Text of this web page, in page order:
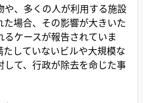
、多くの人が利用する施設
場合、その影響が大きいた
ケースが報告されていま
していないビルや大規模な
て、行政が除去を命じた事